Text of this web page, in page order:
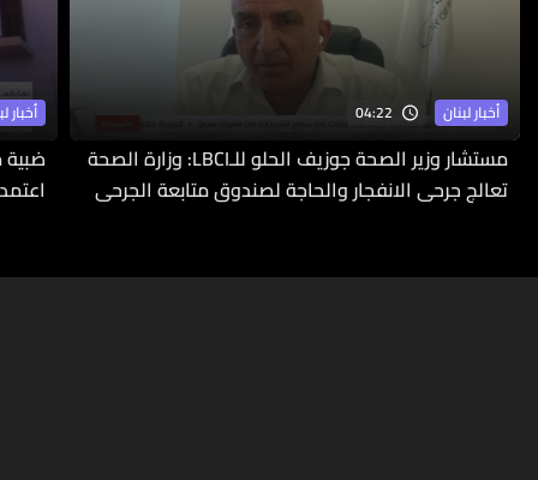
أخبار لبنان 04:22
مستشار وزير الصحة جوزيف الحلو للـLBCI: وزارة الصحة
تعالج جرحى الانفجار والحاجة لصندوق متابعة الجرحى
أخبار
ضبية